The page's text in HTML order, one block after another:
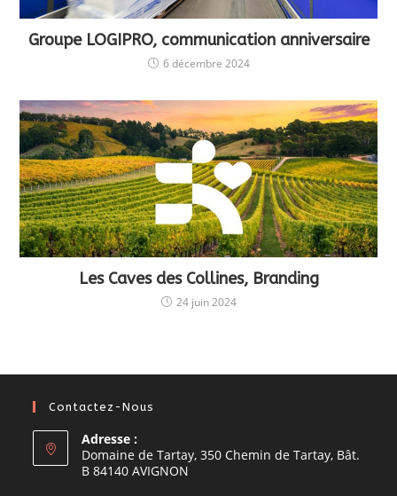
Groupe LOGIPRO, communication anniversaire
6 décembre 2024
Les Caves des Collines, Branding
24 juin 2024
Contactez-Nous
Adresse :
Domaine de Tartay, 350 Chemin de Tartay, Bât.
B 84140 AVIGNON